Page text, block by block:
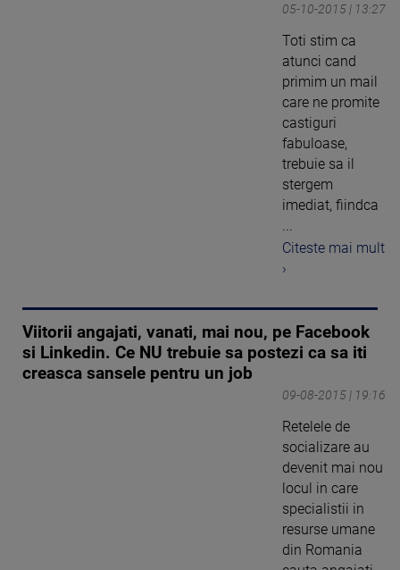
05-10-2015 | 13:27
Toti stim ca
atunci cand
primim un mail
care ne promite
castiguri
fabuloase,
trebuie sa il
stergem
imediat, fiindca
...
Citeste mai mult
›
Viitorii angajati, vanati, mai nou, pe Facebook
si Linkedin. Ce NU trebuie sa postezi ca sa iti
creasca sansele pentru un job
09-08-2015 | 19:16
Retelele de
socializare au
devenit mai nou
locul in care
specialistii in
resurse umane
din Romania